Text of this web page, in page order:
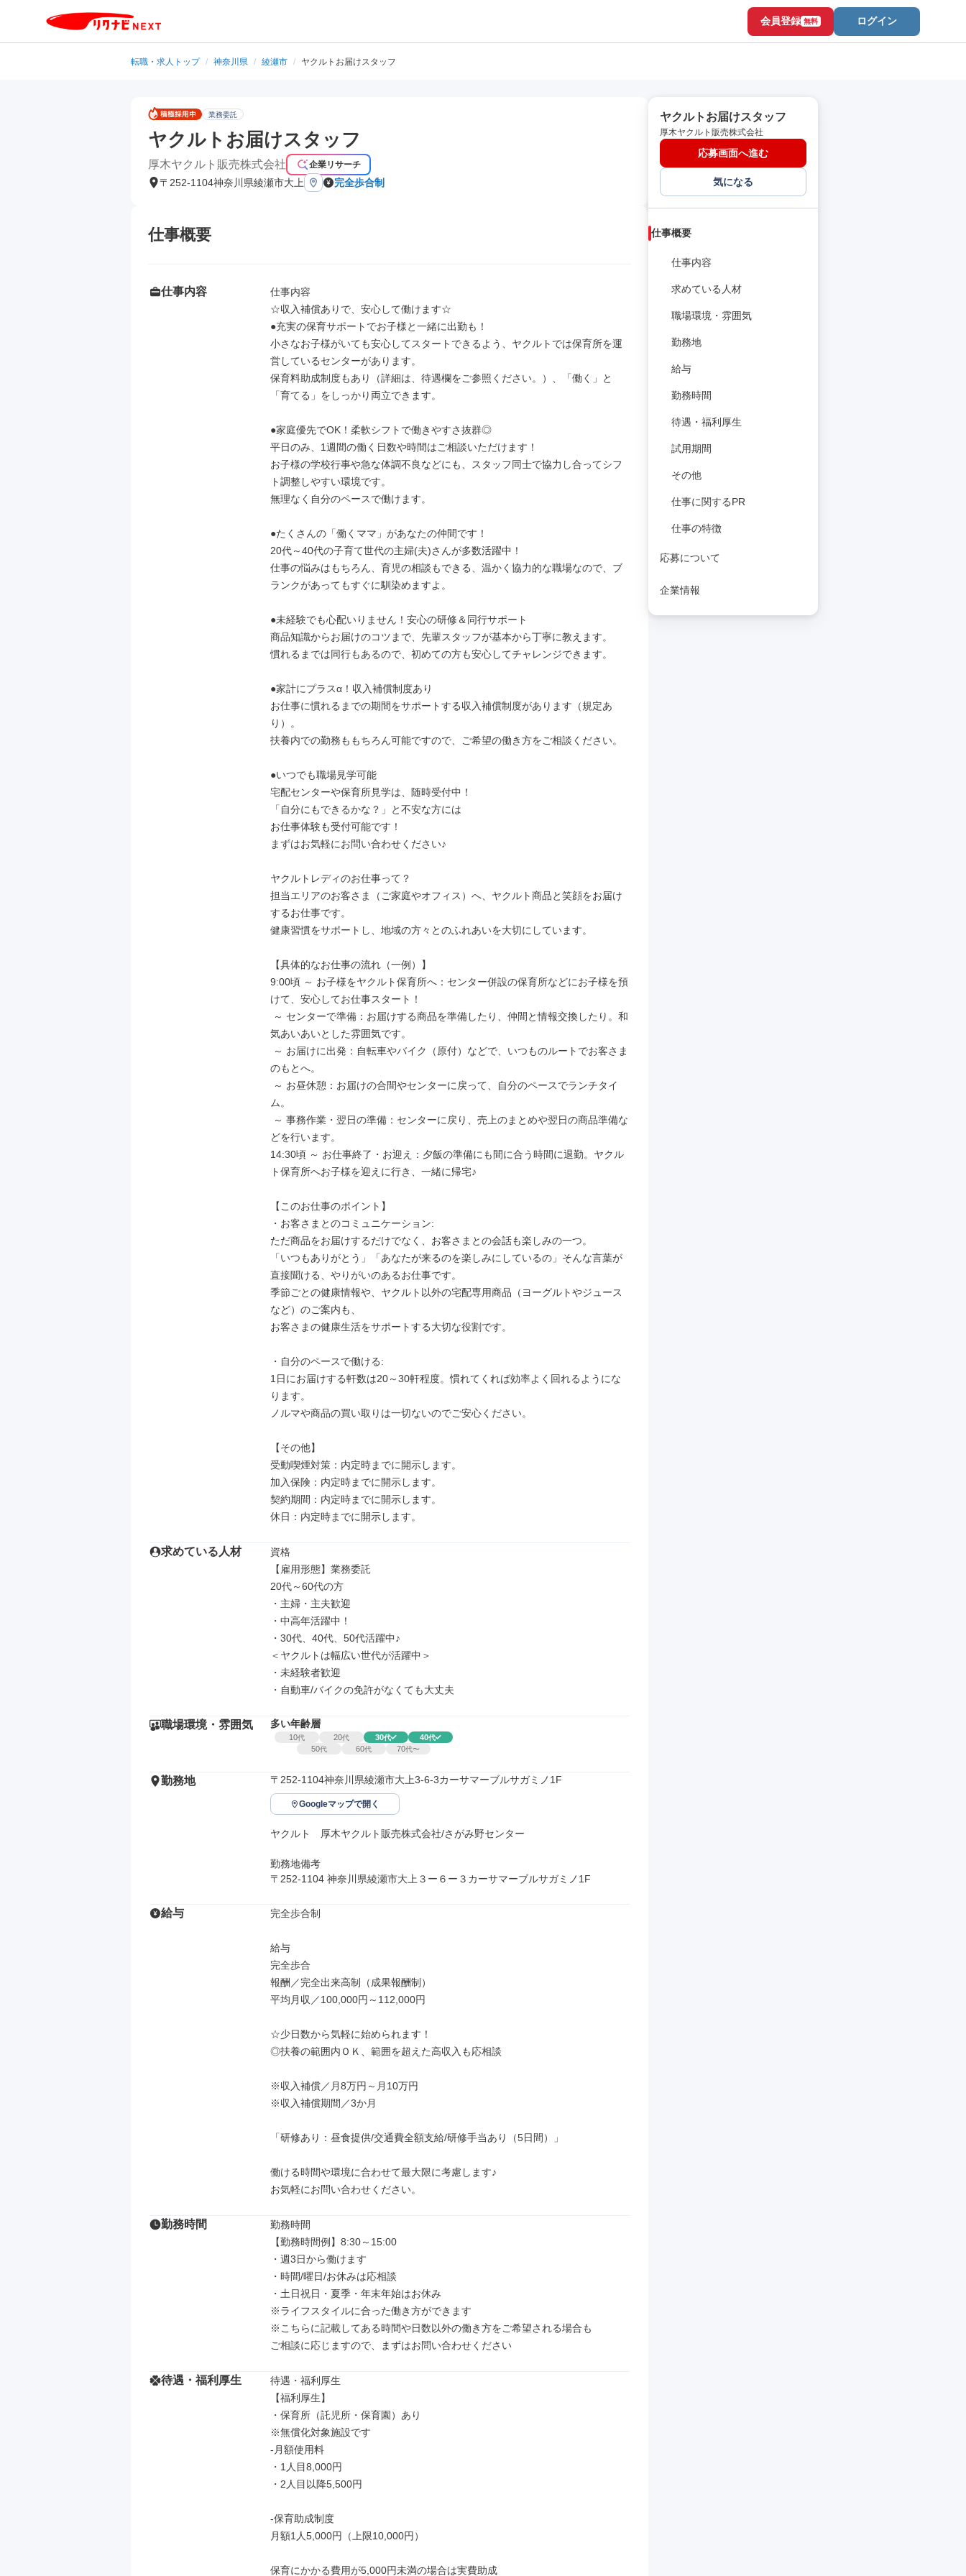
会員登録 無料 ログイン
転職・求人トップ / 神奈川県 / 綾瀬市 / ヤクルトお届けスタッフ
業務委託
ヤクルトお届けスタッフ
厚木ヤクルト販売株式会社 企業リサーチ
〒252-1104神奈川県綾瀬市大上 完全歩合制
仕事概要
仕事内容
仕事内容
☆収入補償ありで、安心して働けます☆
●充実の保育サポートでお子様と一緒に出勤も！
小さなお子様がいても安心してスタートできるよう、ヤクルトでは保育所を運
営しているセンターがあります。
保育料助成制度もあり（詳細は、待遇欄をご参照ください。）、「働く」と
「育てる」をしっかり両立できます。
●家庭優先でOK！柔軟シフトで働きやすさ抜群◎
平日のみ、1週間の働く日数や時間はご相談いただけます！
お子様の学校行事や急な体調不良などにも、スタッフ同士で協力し合ってシフ
ト調整しやすい環境です。
無理なく自分のペースで働けます。
●たくさんの「働くママ」があなたの仲間です！
20代～40代の子育て世代の主婦(夫)さんが多数活躍中！
仕事の悩みはもちろん、育児の相談もできる、温かく協力的な職場なので、ブ
ランクがあってもすぐに馴染めますよ。
●未経験でも心配いりません！安心の研修＆同行サポート
商品知識からお届けのコツまで、先輩スタッフが基本から丁寧に教えます。
慣れるまでは同行もあるので、初めての方も安心してチャレンジできます。
●家計にプラスα！収入補償制度あり
お仕事に慣れるまでの期間をサポートする収入補償制度があります（規定あ
り）。
扶養内での勤務ももちろん可能ですので、ご希望の働き方をご相談ください。
●いつでも職場見学可能
宅配センターや保育所見学は、随時受付中！
「自分にもできるかな？」と不安な方には
お仕事体験も受付可能です！
まずはお気軽にお問い合わせください♪
ヤクルトレディのお仕事って？
担当エリアのお客さま（ご家庭やオフィス）へ、ヤクルト商品と笑顔をお届け
するお仕事です。
健康習慣をサポートし、地域の方々とのふれあいを大切にしています。
【具体的なお仕事の流れ（一例）】
9:00頃 ～ お子様をヤクルト保育所へ：センター併設の保育所などにお子様を預
けて、安心してお仕事スタート！
気あいあいとした雰囲気です。
のもとへ。
ム。
どを行います。
14:30頃 ～ お仕事終了・お迎え：夕飯の準備にも間に合う時間に退勤。ヤクル
ト保育所へお子様を迎えに行き、一緒に帰宅♪
【このお仕事のポイント】
・お客さまとのコミュニケーション:
ただ商品をお届けするだけでなく、お客さまとの会話も楽しみの一つ。
「いつもありがとう」「あなたが来るのを楽しみにしているの」そんな言葉が
直接聞ける、やりがいのあるお仕事です。
季節ごとの健康情報や、ヤクルト以外の宅配専用商品（ヨーグルトやジュース
など）のご案内も、
お客さまの健康生活をサポートする大切な役割です。
・自分のペースで働ける:
1日にお届けする軒数は20～30軒程度。慣れてくれば効率よく回れるようにな
ります。
ノルマや商品の買い取りは一切ないのでご安心ください。
【その他】
受動喫煙対策：内定時までに開示します。
加入保険：内定時までに開示します。
契約期間：内定時までに開示します。
休日：内定時までに開示します。
求めている人材
資格
【雇用形態】業務委託
20代～60代の方
・主婦・主夫歓迎
・中高年活躍中！
・30代、40代、50代活躍中♪
＜ヤクルトは幅広い世代が活躍中＞
・未経験者歓迎
・自動車/バイクの免許がなくても大丈夫
職場環境・雰囲気 多い年齢層
10代 20代 30代 40代
50代 60代 70代〜
勤務地 〒252-1104神奈川県綾瀬市大上3-6-3カーサマーブルサガミノ1F
Googleマップで開く
ヤクルト　厚木ヤクルト販売株式会社/さがみ野センター
勤務地備考
〒252-1104 神奈川県綾瀬市大上３ー６ー３カーサマーブルサガミノ1F
給与 完全歩合制
給与
完全歩合
報酬／完全出来高制（成果報酬制）
平均月収／100,000円～112,000円
☆少日数から気軽に始められます！
◎扶養の範囲内ＯＫ、範囲を超えた高収入も応相談
※収入補償／月8万円～月10万円
※収入補償期間／3か月
「研修あり：昼食提供/交通費全額支給/研修手当あり（5日間）」
働ける時間や環境に合わせて最大限に考慮します♪
お気軽にお問い合わせください。
勤務時間
勤務時間
【勤務時間例】8:30～15:00
・週3日から働けます
・時間/曜日/お休みは応相談
・土日祝日・夏季・年末年始はお休み
※ライフスタイルに合った働き方ができます
※こちらに記載してある時間や日数以外の働き方をご希望される場合も
ご相談に応じますので、まずはお問い合わせください
待遇・福利厚生
待遇・福利厚生
【福利厚生】
・保育所（託児所・保育園）あり
※無償化対象施設です
-月額使用料
・1人目8,000円
・2人目以降5,500円
-保育助成制度
月額1人5,000円（上限10,000円）
保育にかかる費用が5,000円未満の場合は実費助成
ヤクルトお届けスタッフ
厚木ヤクルト販売株式会社
応募画面へ進む
気になる
仕事概要
仕事内容
求めている人材
職場環境・雰囲気
勤務地
給与
勤務時間
待遇・福利厚生
試用期間
その他
仕事に関するPR
仕事の特徴
応募について
企業情報